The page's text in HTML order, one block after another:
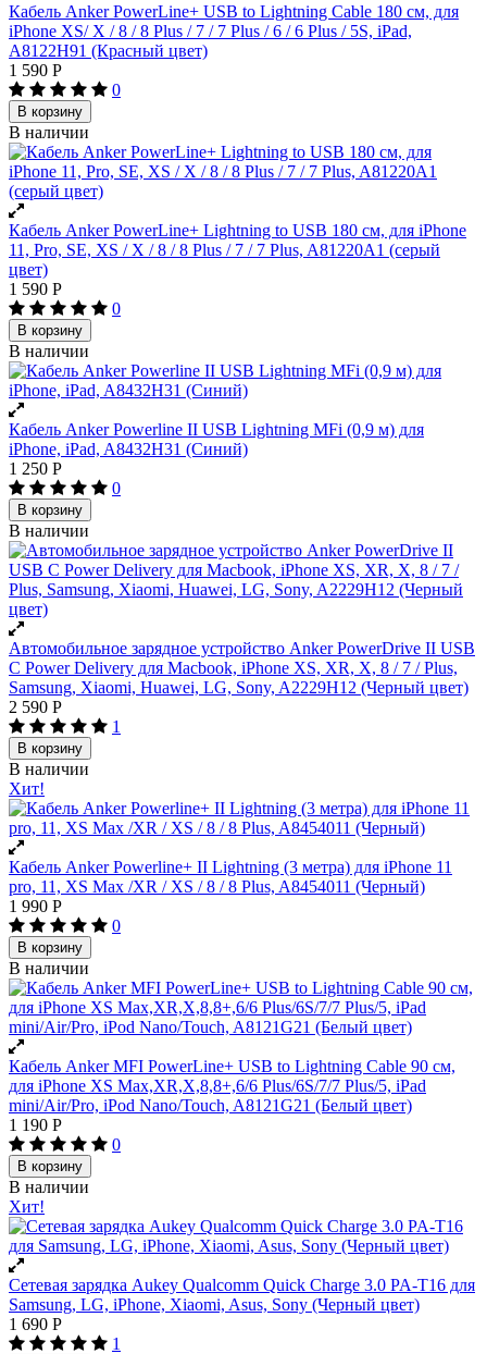
Кабель Anker PowerLine+ USB to Lightning Cable 180 см, для
iPhone XS/ X / 8 / 8 Plus / 7 / 7 Plus / 6 / 6 Plus / 5S, iPad,
A8122H91 (Красный цвет)
1 590 Р
0
В корзину
В наличии
Кабель Anker PowerLine+ Lightning to USB 180 см, для iPhone
11, Pro, SE, XS / X / 8 / 8 Plus / 7 / 7 Plus, A81220A1 (cерый
цвет)
1 590 Р
0
В корзину
В наличии
Кабель Anker Powerline II USB Lightning MFi (0,9 м) для
iPhone, iPad, A8432H31 (Синий)
1 250 Р
0
В корзину
В наличии
Автомобильное зарядное устройство Anker PowerDrive II USB
C Power Delivery для Macbook, iPhone XS, XR, X, 8 / 7 / Plus,
Samsung, Xiaomi, Huawei, LG, Sony, A2229H12 (Черный цвет)
2 590 Р
1
В корзину
В наличии
Хит!
Кабель Anker Powerline+ II Lightning (3 метра) для iPhone 11
pro, 11, XS Max /XR / XS / 8 / 8 Plus, A8454011 (Черный)
1 990 Р
0
В корзину
В наличии
Кабель Anker MFI PowerLine+ USB to Lightning Cable 90 см,
для iPhone XS Max,XR,X,8,8+,6/6 Plus/6S/7/7 Plus/5, iPad
mini/Air/Pro, iPod Nano/Touch, A8121G21 (Белый цвет)
1 190 Р
0
В корзину
В наличии
Хит!
Сетевая зарядка Aukey Qualcomm Quick Charge 3.0 PA-T16 для
Samsung, LG, iPhone, Xiaomi, Asus, Sony (Черный цвет)
1 690 Р
1